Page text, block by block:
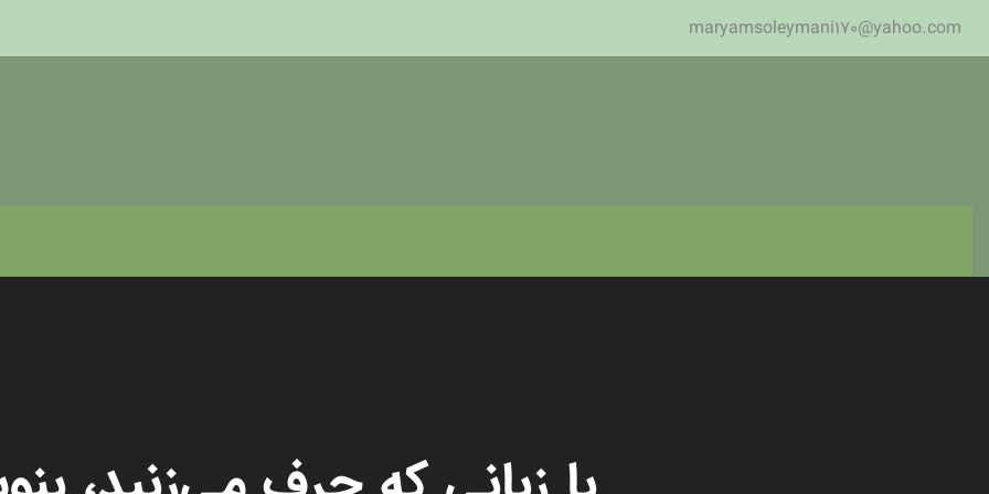
maryamsoleymani170@yahoo.com